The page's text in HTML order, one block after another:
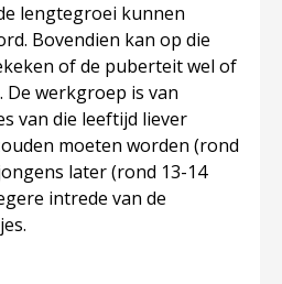
lengtegroei kunnen
Bovendien kan op die
of de puberteit wel of
De werkgroep is van
van die leeftijd liever
moeten worden (rond
later (rond 13-14
intrede van de